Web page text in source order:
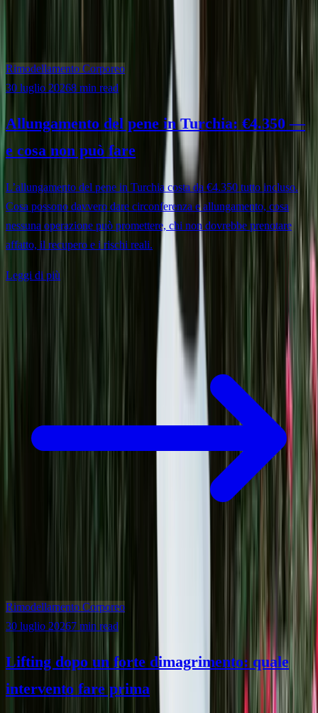
Rimodellamento Corporeo
30 luglio 20268 min read
Allungamento del pene in Turchia: €4.350 —
e cosa non può fare
L’allungamento del pene in Turchia costa da €4.350 tutto incluso.
Cosa possono davvero dare circonferenza e allungamento, cosa
nessuna operazione può promettere, chi non dovrebbe prenotare
affatto, il recupero e i rischi reali.
Leggi di più
Rimodellamento Corporeo
30 luglio 20267 min read
Lifting dopo un forte dimagrimento: quale
intervento fare prima